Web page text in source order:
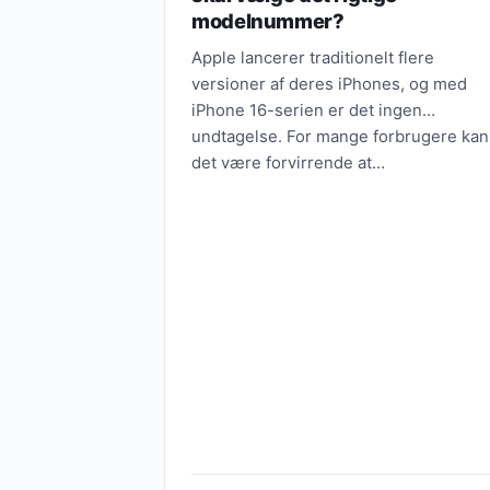
modelnummer?
Apple lancerer traditionelt flere
versioner af deres iPhones, og med
iPhone 16-serien er det ingen
undtagelse. For mange forbrugere kan
det være forvirrende at…